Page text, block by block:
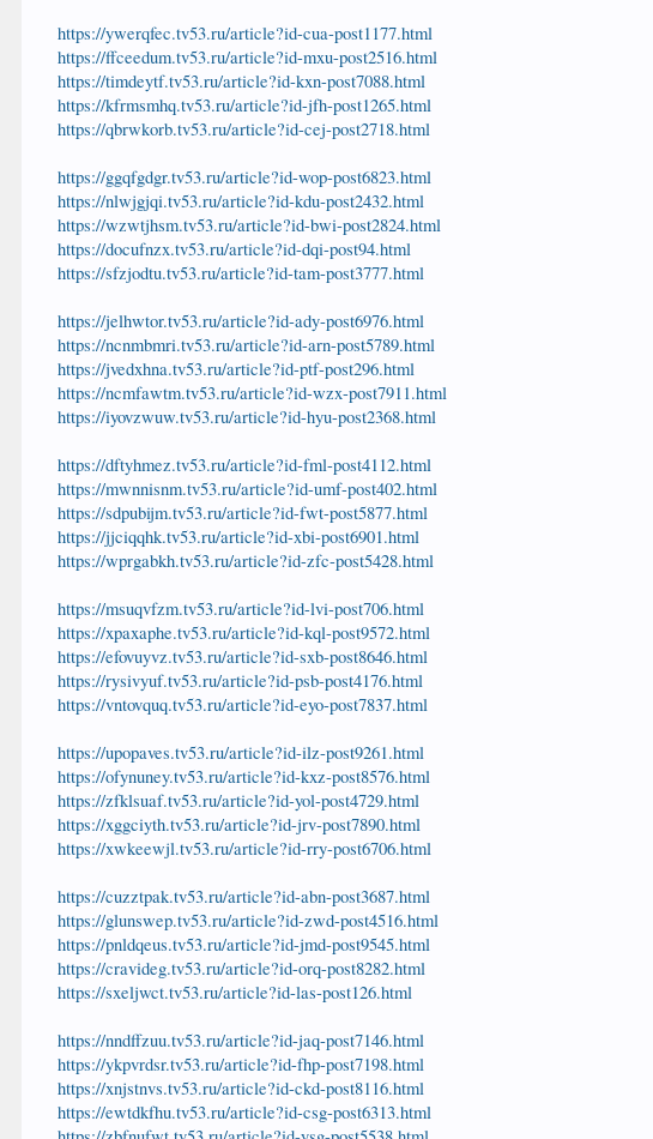
https://ywerqfec.tv53.ru/article?id-cua-post1177.html
https://ffceedum.tv53.ru/article?id-mxu-post2516.html
https://timdeytf.tv53.ru/article?id-kxn-post7088.html
https://kfrmsmhq.tv53.ru/article?id-jfh-post1265.html
https://qbrwkorb.tv53.ru/article?id-cej-post2718.html
https://ggqfgdgr.tv53.ru/article?id-wop-post6823.html
https://nlwjgjqi.tv53.ru/article?id-kdu-post2432.html
https://wzwtjhsm.tv53.ru/article?id-bwi-post2824.html
https://docufnzx.tv53.ru/article?id-dqi-post94.html
https://sfzjodtu.tv53.ru/article?id-tam-post3777.html
https://jelhwtor.tv53.ru/article?id-ady-post6976.html
https://ncnmbmri.tv53.ru/article?id-arn-post5789.html
https://jvedxhna.tv53.ru/article?id-ptf-post296.html
https://ncmfawtm.tv53.ru/article?id-wzx-post7911.html
https://iyovzwuw.tv53.ru/article?id-hyu-post2368.html
https://dftyhmez.tv53.ru/article?id-fml-post4112.html
https://mwnnisnm.tv53.ru/article?id-umf-post402.html
https://sdpubijm.tv53.ru/article?id-fwt-post5877.html
https://jjciqqhk.tv53.ru/article?id-xbi-post6901.html
https://wprgabkh.tv53.ru/article?id-zfc-post5428.html
https://msuqvfzm.tv53.ru/article?id-lvi-post706.html
https://xpaxaphe.tv53.ru/article?id-kql-post9572.html
https://efovuyvz.tv53.ru/article?id-sxb-post8646.html
https://rysivyuf.tv53.ru/article?id-psb-post4176.html
https://vntovquq.tv53.ru/article?id-eyo-post7837.html
https://upopaves.tv53.ru/article?id-ilz-post9261.html
https://ofynuney.tv53.ru/article?id-kxz-post8576.html
https://zfklsuaf.tv53.ru/article?id-yol-post4729.html
https://xggciyth.tv53.ru/article?id-jrv-post7890.html
https://xwkeewjl.tv53.ru/article?id-rry-post6706.html
https://cuzztpak.tv53.ru/article?id-abn-post3687.html
https://glunswep.tv53.ru/article?id-zwd-post4516.html
https://pnldqeus.tv53.ru/article?id-jmd-post9545.html
https://cravideg.tv53.ru/article?id-orq-post8282.html
https://sxeljwct.tv53.ru/article?id-las-post126.html
https://nndffzuu.tv53.ru/article?id-jaq-post7146.html
https://ykpvrdsr.tv53.ru/article?id-fhp-post7198.html
https://xnjstnvs.tv53.ru/article?id-ckd-post8116.html
https://ewtdkfhu.tv53.ru/article?id-csg-post6313.html